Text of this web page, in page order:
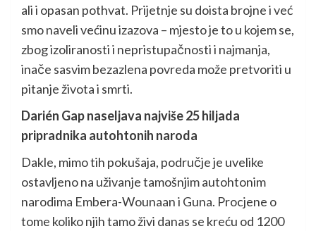
ali i opasan pothvat. Prijetnje su doista brojne i već
smo naveli većinu izazova – mjesto je to u kojem se,
zbog izoliranosti i nepristupačnosti i najmanja,
inače sasvim bezazlena povreda može pretvoriti u
pitanje života i smrti.
Darién Gap naseljava najviše 25 hiljada
pripradnika autohtonih naroda
Dakle, mimo tih pokušaja, područje je uvelike
ostavljeno na uživanje tamošnjim autohtonim
narodima Embera-Wounaan i Guna. Procjene o
tome koliko njih tamo živi danas se kreću od 1200